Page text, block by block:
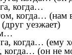
когда…
когда… (нам
уезжает)
когда… (ему
(он не